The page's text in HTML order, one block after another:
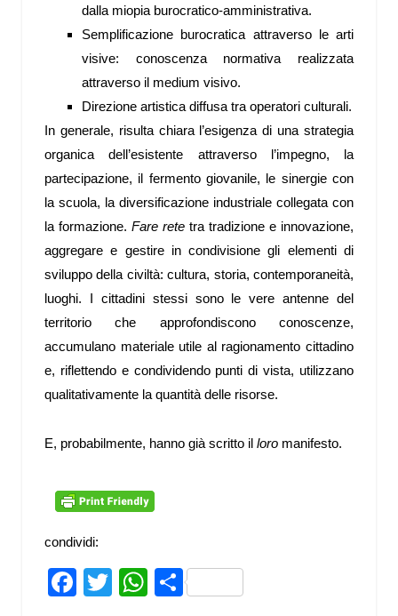
dalla miopia burocratico-amministrativa.
Semplificazione burocratica attraverso le arti
visive: conoscenza normativa realizzata
attraverso il medium visivo.
Direzione artistica diffusa tra operatori culturali.
In generale, risulta chiara l’esigenza di una strategia
organica dell’esistente attraverso l’impegno, la
partecipazione, il fermento giovanile, le sinergie con
la scuola, la diversificazione industriale collegata con
la formazione. Fare rete tra tradizione e innovazione,
aggregare e gestire in condivisione gli elementi di
sviluppo della civiltà: cultura, storia, contemporaneità,
luoghi. I cittadini stessi sono le vere antenne del
territorio che approfondiscono conoscenze,
accumulano materiale utile al ragionamento cittadino
e, riflettendo e condividendo punti di vista, utilizzano
qualitativamente la quantità delle risorse.
E, probabilmente, hanno già scritto il loro manifesto.
condividi:
Facebook
TwitterWhatsApp
Share